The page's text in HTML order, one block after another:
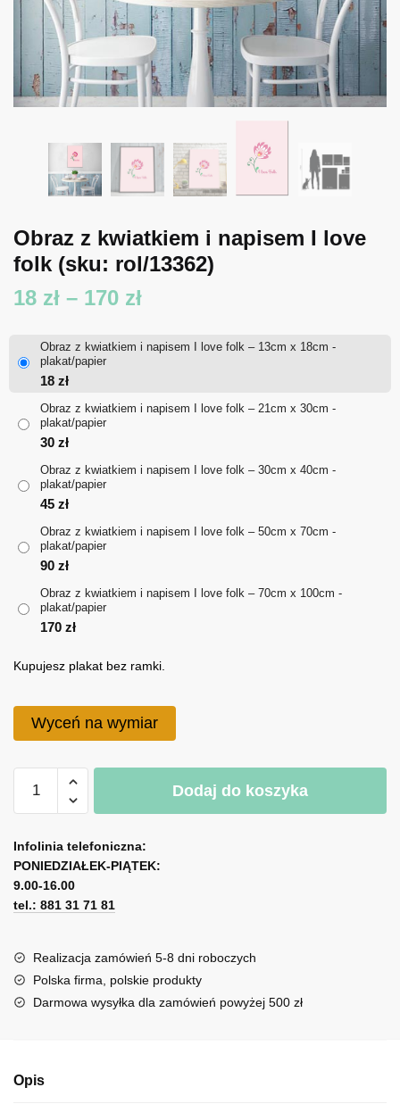
Obraz z kwiatkiem i napisem I love
folk (sku: rol/13362)
18 zł – 170 złZakres
18 zł
170 zł
Obraz z kwiatkiem i napisem I love folk – 13cm x 18cm -
plakat/papier
18 zł
Obraz z kwiatkiem i napisem I love folk – 21cm x 30cm -
plakat/papier
30 zł
Obraz z kwiatkiem i napisem I love folk – 30cm x 40cm -
plakat/papier
45 zł
Obraz z kwiatkiem i napisem I love folk – 50cm x 70cm -
plakat/papier
90 zł
Obraz z kwiatkiem i napisem I love folk – 70cm x 100cm -
plakat/papier
170 zł
Kupujesz plakat bez ramki.
Wyceń na wymiar
Obraz
kwiatkiem
i
napisem
I
Dodaj do koszyka
l
t
e
r
a
t
i
Infolinia telefoniczna:
PONIEDZIAŁEK-PIĄTEK:
9.00-16.00
tel.: 881 31 71 81
Realizacja zamówień 5-8 dni roboczych
Polska firma, polskie produkty
Darmowa wysyłka dla zamówień powyżej 500 zł
Opis